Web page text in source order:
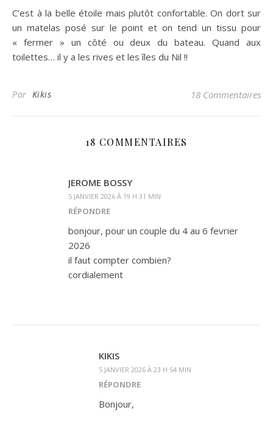
C’est à la belle étoile mais plutôt confortable. On dort sur
un matelas posé sur le point et on tend un tissu pour
« fermer » un côté ou deux du bateau. Quand aux
toilettes… il y a les rives et les îles du Nil !!
Par Kikis 18 Commentaires
18 COMMENTAIRES
JEROME BOSSY
5 JANVIER 2026 À 19 H 31 MIN
RÉPONDRE
bonjour, pour un couple du 4 au 6 fevrier
2026
il faut compter combien?
cordialement
KIKIS
5 JANVIER 2026 À 23 H 54 MIN
RÉPONDRE
Bonjour,